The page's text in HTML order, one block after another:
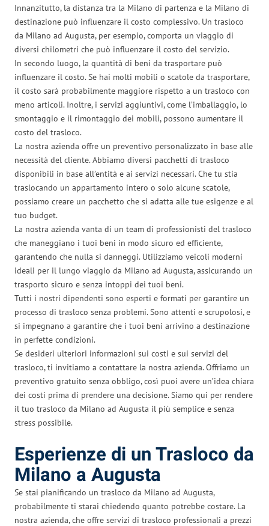
Innanzitutto, la distanza tra la Milano di partenza e la Milano di
destinazione può influenzare il costo complessivo. Un trasloco
da Milano ad Augusta, per esempio, comporta un viaggio di
diversi chilometri che può influenzare il costo del servizio.
In secondo luogo, la quantità di beni da trasportare può
influenzare il costo. Se hai molti mobili o scatole da trasportare,
il costo sarà probabilmente maggiore rispetto a un trasloco con
meno articoli. Inoltre, i servizi aggiuntivi, come l’imballaggio, lo
smontaggio e il rimontaggio dei mobili, possono aumentare il
costo del trasloco.
La nostra azienda offre un preventivo personalizzato in base alle
necessità del cliente. Abbiamo diversi pacchetti di trasloco
disponibili in base all’entità e ai servizi necessari. Che tu stia
traslocando un appartamento intero o solo alcune scatole,
possiamo creare un pacchetto che si adatta alle tue esigenze e al
tuo budget.
La nostra azienda vanta di un team di professionisti del trasloco
che maneggiano i tuoi beni in modo sicuro ed efficiente,
garantendo che nulla si danneggi. Utilizziamo veicoli moderni
ideali per il lungo viaggio da Milano ad Augusta, assicurando un
trasporto sicuro e senza intoppi dei tuoi beni.
Tutti i nostri dipendenti sono esperti e formati per garantire un
processo di trasloco senza problemi. Sono attenti e scrupolosi, e
si impegnano a garantire che i tuoi beni arrivino a destinazione
in perfette condizioni.
Se desideri ulteriori informazioni sui costi e sui servizi del
trasloco, ti invitiamo a contattare la nostra azienda. Offriamo un
preventivo gratuito senza obbligo, così puoi avere un’idea chiara
dei costi prima di prendere una decisione. Siamo qui per rendere
il tuo trasloco da Milano ad Augusta il più semplice e senza
stress possibile.
Esperienze di un Trasloco da
Milano a Augusta
Se stai pianificando un trasloco da Milano ad Augusta,
probabilmente ti starai chiedendo quanto potrebbe costare. La
nostra azienda, che offre servizi di trasloco professionali a prezzi